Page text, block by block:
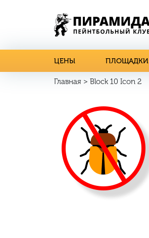
ЦЕНЫ ПЛОЩАДКИ
Главная > Block 10 Icon 2